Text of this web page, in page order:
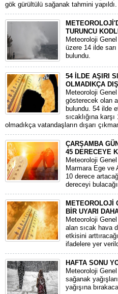
gök gürültülü sağanak tahmini yapıldı.
TURUNCU
Meteoroloji
üzere 14 ilde
bulundu.
54 İLDE AŞIRI
OLMADIKÇA
Meteoroloji
gösterecek olan
bulundu. 54 ilde
sıcaklığına
olmadıkça vatandaşların dışarı
ÇARŞAMBA
45 DERECEYE
Meteoroloji
Marmara Ege ve
10 derece
dereceyi
METEOROLOJİ
BİR UYARI
Meteoroloji
alan sıcak hava
etkisini
ifadelere yer
HAFTA SONU
Meteoroloji
sağanak
yağışına